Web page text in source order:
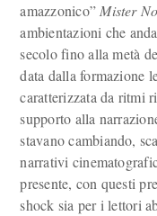
amazzonico” Mister No
ambientazioni che
secolo fino alla metà
data dalla formazione
caratterizzata da ritmi
supporto alla
stavano cambiando,
narrativi
presente, con questi
shock sia per i lettori